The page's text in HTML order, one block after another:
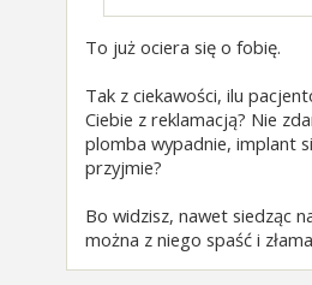
To już ociera się o fobię.
Tak z ciekawości, ilu
Ciebie z reklamacją? Nie
plomba wypadnie, implant
przyjmie?
Bo widzisz, nawet siedząc
można z niego spaść i